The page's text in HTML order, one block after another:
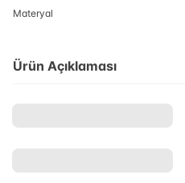
Materyal
Ürün Açıklaması